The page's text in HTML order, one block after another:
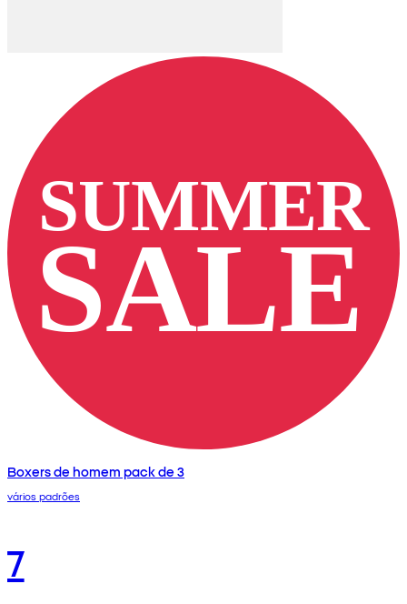
Boxers de homem pack de 3
vários padrões
7